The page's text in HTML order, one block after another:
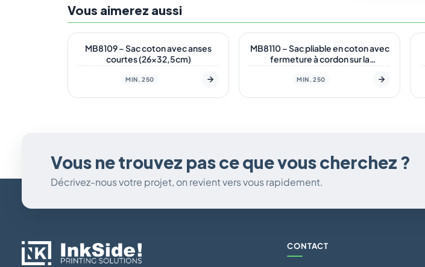
Vous aimerez aussi
En stock
MB8109 – Sac coton avec anses
courtes (26×32,5cm)
MIN. 250
En stock
MB8110 – Sac pliable en coton avec
fermeture à cordon sur la
MIN. 250
Vous ne trouvez pas ce que vous cherchez ?
Décrivez-nous votre projet, on revient vers vous rapidement.
CONTACT